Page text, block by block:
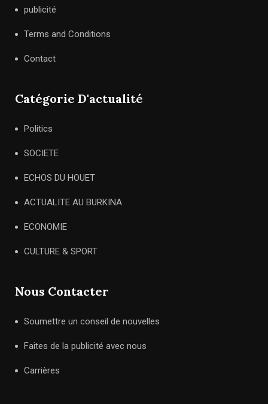
publicité
Terms and Conditions
Contact
Catégorie D'actualité
Politics
SOCIETE
ECHOS DU HOUET
ACTUALITE AU BURKINA
ECONOMIE
CULTURE & SPORT
Nous Contacter
Soumettre un conseil de nouvelles
Faites de la publicité avec nous
Carrières